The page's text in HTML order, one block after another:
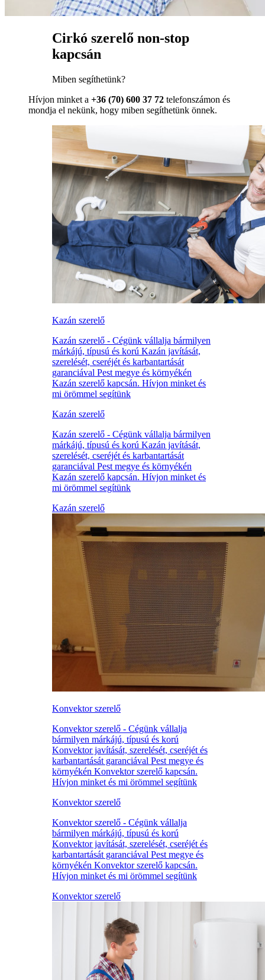
Cirkó szerelő non-stop
kapcsán
Miben segíthetünk?
Hívjon minket a +36 (70) 600 37 72 telefonszámon és
mondja el nekünk, hogy miben segíthetünk önnek.
Kazán szerelő
Kazán szerelő - Cégünk vállalja bármilyen
márkájú, típusú és korú Kazán javítását,
szerelését, cseréjét és karbantartását
garanciával Pest megye és környékén
Kazán szerelő kapcsán. Hívjon minket és
mi örömmel segítünk
Kazán szerelő
Kazán szerelő - Cégünk vállalja bármilyen
márkájú, típusú és korú Kazán javítását,
szerelését, cseréjét és karbantartását
garanciával Pest megye és környékén
Kazán szerelő kapcsán. Hívjon minket és
mi örömmel segítünk
Kazán szerelő
Konvektor szerelő
Konvektor szerelő - Cégünk vállalja
bármilyen márkájú, típusú és korú
Konvektor javítását, szerelését, cseréjét és
karbantartását garanciával Pest megye és
környékén Konvektor szerelő kapcsán.
Hívjon minket és mi örömmel segítünk
Konvektor szerelő
Konvektor szerelő - Cégünk vállalja
bármilyen márkájú, típusú és korú
Konvektor javítását, szerelését, cseréjét és
karbantartását garanciával Pest megye és
környékén Konvektor szerelő kapcsán.
Hívjon minket és mi örömmel segítünk
Konvektor szerelő